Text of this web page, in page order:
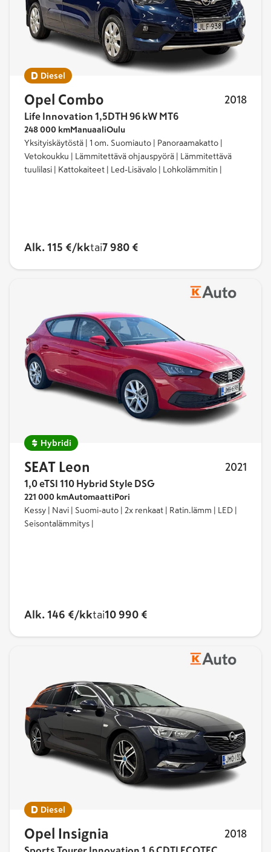
Diesel
Opel Combo 2018
Life Innovation 1,5DTH 96 kW MT6
248 000 km ManuaaliOulu
Yksityiskäytöstä | 1 om. Suomiauto | Panoraamakatto |
Vetokoukku | Lämmitettävä ohjauspyörä | Lämmitettävä
tuulilasi | Kattokaiteet | Led-Lisävalo | Lohkolämmitin |
Alk. 115 €/kktai7 980 €
Hybridi
SEAT Leon 2021
1,0 eTSI 110 Hybrid Style DSG
221 000 kmAutomaattiPori
Kessy | Navi | Suomi-auto | 2x renkaat | Ratin.lämm | LED |
Seisontalämmitys |
Alk. 146 €/kktai10 990 €
Diesel
Opel Insignia 2018